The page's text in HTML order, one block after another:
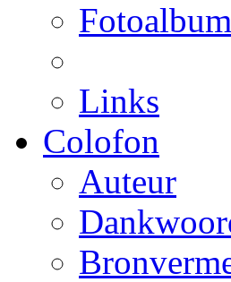
Links
Colofon
Auteur